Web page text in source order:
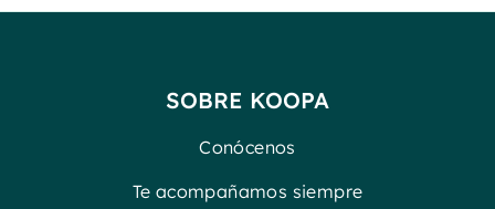
SOBRE KOOPA
Conócenos
Te acompañamos siempre